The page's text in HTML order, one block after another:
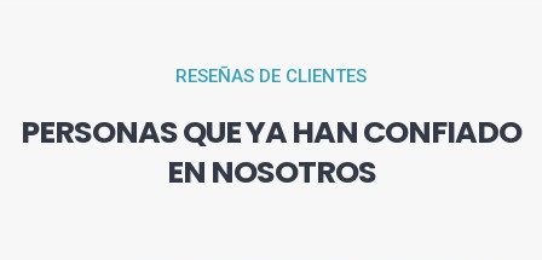
RESEÑAS DE CLIENTES
PERSONAS QUE YA HAN CONFIADO
EN NOSOTROS